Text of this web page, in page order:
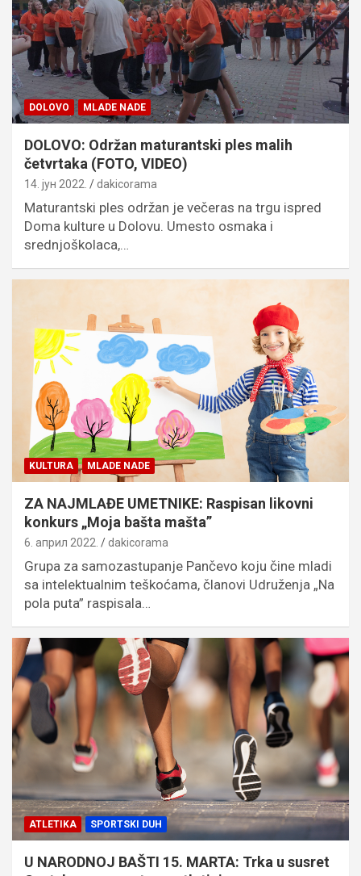
DOLOVO MLADE NADE
DOLOVO: Održan maturantski ples malih
četvrtaka (FOTO, VIDEO)
14. јун 2022. dakicorama
Maturantski ples održan je večeras na trgu ispred
Doma kulture u Dolovu. Umesto osmaka i
srednjoškolaca,…
KULTURA MLADE NADE
ZA NAJMLAĐE UMETNIKE: Raspisan likovni
konkurs „Moja bašta mašta”
6. април 2022. dakicorama
Grupa za samozastupanje Pančevo koju čine mladi
sa intelektualnim teškoćama, članovi Udruženja „Na
pola puta” raspisala…
ATLETIKA SPORTSKI DUH
U NARODNOJ BAŠTI 15. MARTA: Trka u susret